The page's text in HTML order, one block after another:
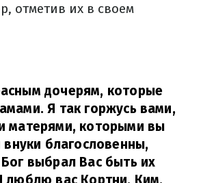
отметив их в своем
дочерям, которые
Я так горжусь вами,
матерями, которыми вы
благословенны,
выбрал Вас быть их